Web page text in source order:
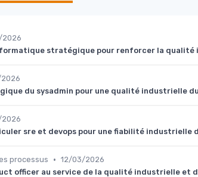
stratégique pour renforcer la qualité
du sysadmin pour une qualité industrielle
sre et devops pour une fiabilité industrielle
processus • 12/03/2026
officer au service de la qualité industrielle et